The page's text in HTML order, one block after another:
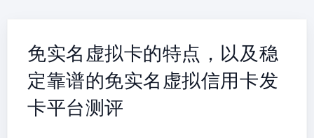
免实名虚拟卡的特点，以及稳
定靠谱的免实名虚拟信用卡发
卡平台测评